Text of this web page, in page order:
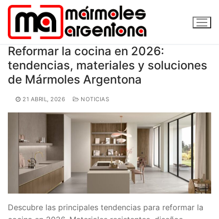
contenido
Reformar la cocina en 2026:
tendencias, materiales y soluciones
de Mármoles Argentona
21 ABRIL, 2026 NOTICIAS
Descubre las principales tendencias para reformar la